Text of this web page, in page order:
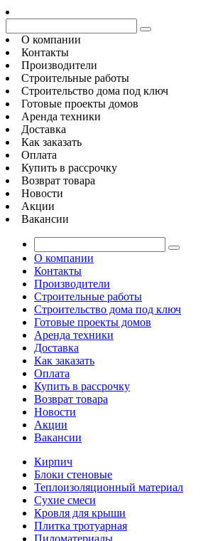
О компании
Контакты
Производители
Строительные работы
Строительство дома под ключ
Готовые проекты домов
Аренда техники
Доставка
Как заказать
Оплата
Купить в рассрочку
Возврат товара
Новости
Акции
Вакансии
О компании
Контакты
Производители
Строительные работы
Строительство дома под ключ
Готовые проекты домов
Аренда техники
Доставка
Как заказать
Оплата
Купить в рассрочку
Возврат товара
Новости
Акции
Вакансии
Кирпич
Блоки стеновые
Теплоизоляционный материал
Сухие смеси
Кровля для крыши
Плитка тротуарная
Пиломатериалы